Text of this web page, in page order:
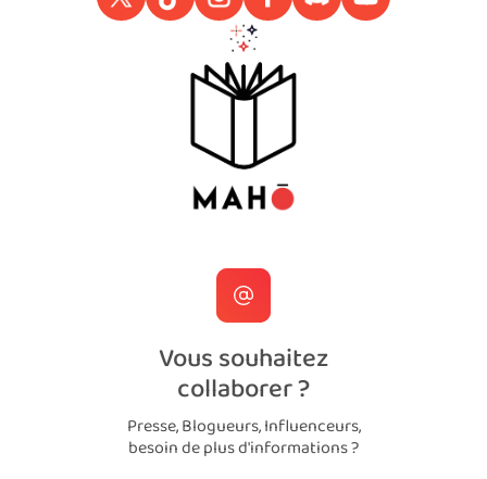
Vous souhaitez
collaborer ?
Presse, Blogueurs, Influenceurs,
besoin de plus d'informations ?